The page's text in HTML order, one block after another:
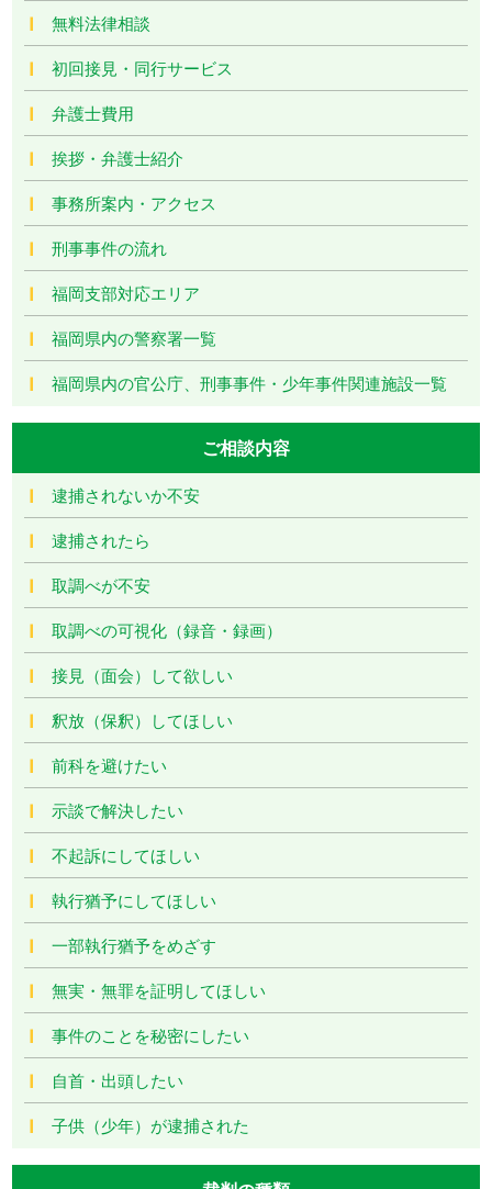
無料法律相談
初回接見・同行サービス
弁護士費用
挨拶・弁護士紹介
事務所案内・アクセス
刑事事件の流れ
福岡支部対応エリア
福岡県内の警察署一覧
福岡県内の官公庁、刑事事件・少年事件関連施設一覧
ご相談内容
逮捕されないか不安
逮捕されたら
取調べが不安
取調べの可視化（録音・録画）
接見（面会）して欲しい
釈放（保釈）してほしい
前科を避けたい
示談で解決したい
不起訴にしてほしい
執行猶予にしてほしい
一部執行猶予をめざす
無実・無罪を証明してほしい
事件のことを秘密にしたい
自首・出頭したい
子供（少年）が逮捕された